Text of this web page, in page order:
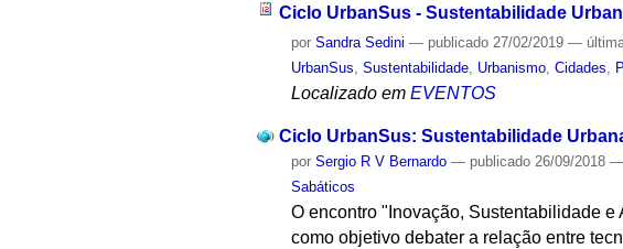
Ciclo UrbanSus - Sustentabilidade
porSandra Sedini — publicado 27/02/2019—
UrbanSus,Sustentabilidade, Urbanismo,Cidades,
Localizado em EVENTOS
Ciclo UrbanSus: Sustentabilidade
porSergio R V Bernardo — publicado 26/09/2018—
Sabáticos
O encontro "Inovação, Sustentabilidade
como objetivo debater a relação entre